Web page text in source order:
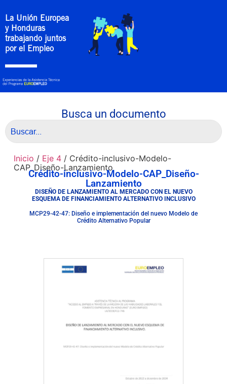
La Unión Europea
y Honduras
trabajando juntos
por el Empleo
Busca un documento
Inicio / Eje 4/ Crédito-inclusivo-Modelo-
CAP_Diseño-Lanzamiento
Crédito-inclusivo-Modelo-CAP_Diseño-
Lanzamiento
DISEÑO DE LANZAMIENTO AL MERCADO CON EL NUEVO
ESQUEMA DE FINANCIAMIENTO ALTERNATIVO INCLUSIVO
MCP29-42-47: Diseño e implementación del nuevo Modelo de
Crédito Alternativo Popular
Descargar Documento